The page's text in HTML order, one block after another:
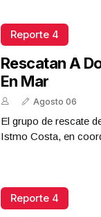
Reporte 4
Rescatan A
En Mar
Agosto 06
El grupo de rescate
Istmo Costa, en
Reporte 4